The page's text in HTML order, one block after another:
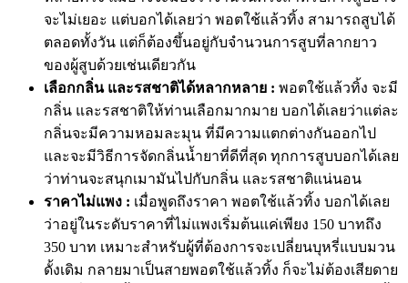
จะไม่เยอะ แต่บอกได้เลยว่า พอตใช้แล้วทิ้ง สามารถสูบได้
ตลอดทั้งวัน แต่ก็ต้องขึ้นอยู่กับจำนวนการสูบที่ลากยาว
ของผู้สูบด้วยเช่นเดียวกัน
เลือกกลิ่น และรสชาติได้หลากหลาย : พอตใช้แล้วทิ้ง จะมี
กลิ่น และรสชาติให้ท่านเลือกมากมาย บอกได้เลยว่าแต่ละ
กลิ่นจะมีความหอมละมุน ที่มีความแตกต่างกันออกไป
และจะมีวิธีการจัดกลิ่นน้ำยาที่ดีที่สุด ทุกการสูบบอกได้เลย
ว่าท่านจะสนุกเมามันไปกับกลิ่น และรสชาติแน่นอน
ราคาไม่แพง : เมื่อพูดถึงราคา พอตใช้แล้วทิ้ง บอกได้เลย
ว่าอยู่ในระดับราคาที่ไม่แพงเริ่มต้นแค่เพียง 150 บาทถึง
350 บาท เหมาะสำหรับผู้ที่ต้องการจะเปลี่ยนบุหรี่แบบมวน
ดั้งเดิม กลายมาเป็นสายพอตใช้แล้วทิ้ง ก็จะไม่ต้องเสียดาย